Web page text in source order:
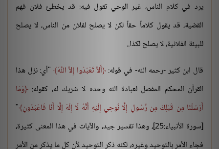
يرد في كلام الناس، غير الوحي تقول فيه: قد يخطئ فلان فهم
القضية، قد يقول كلاماً حقاً لكن لا يصلح لفلان من الناس، لا يصلح
للبيئة الفلانية، لا يصلح لكذا..
قال ابن كثير -رحمه الله- في قوله: أَلاَّ تَعْبُدُوا إِلاَّ اللَّهَ "أي: نزل هذا
القرآن المحكم المفصل لعبادة الله وحده لا شريك له، كقوله: وَمَا
أَرْسَلْنَا مِن قَبْلِكَ مِن رَّسُولٍ إِلَّا نُوحِي إِلَيْهِ أَنَّهُ لَا إِلَهَ إِلَّا أَنَا فَاعْبُدُونِ "
[سورة الأنبياء:25]، وهذا تفسير جيد، والآيات في هذا المعنى كثيرة،
فجاء الأمر بالتوحيد وغيره، لكنه ذكر التوحيد لأن كل ما يذكر من الأمر